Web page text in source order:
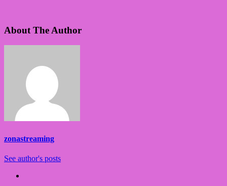
About The Author
zonastreaming
See author's posts